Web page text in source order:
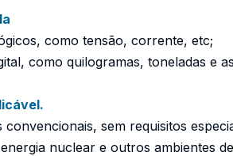
como tensão, corrente, etc;
como quilogramas, toneladas e
convencionais, sem requisitos
nuclear e outros ambientes